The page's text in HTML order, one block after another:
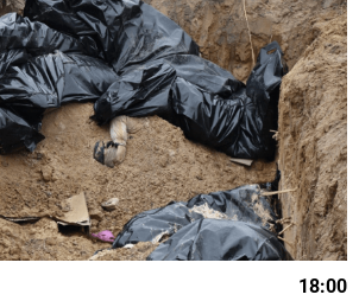
18:00